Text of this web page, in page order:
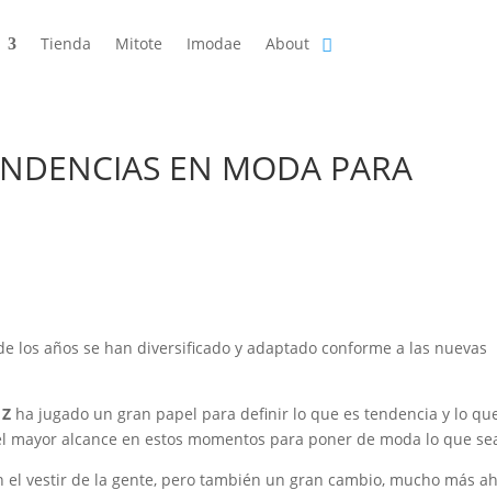
Tienda Mitote Imodae About
EN MODA PARA
los años se han diversificado y adaptado conforme a las nuevas
ha jugado un gran papel para definir lo que es tendencia y lo
alcance en estos momentos para poner de moda lo que
vestir de la gente, pero también un gran cambio, mucho más